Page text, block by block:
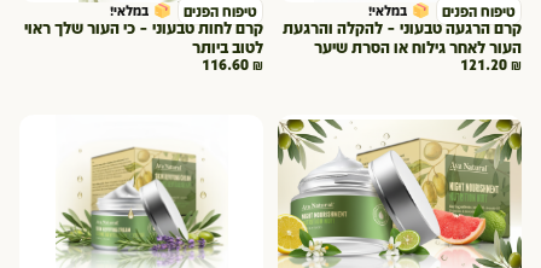
טיפוח הפנים במלאי!
קרם הרגעה טבעוני – להקלה והרגעת
העור לאחר גילוח או הסרת שיער
121.20
טיפוח הפנים במלאי!
קרם לחות טבעוני – כי העור שלך ראוי
לטוב ביותר
116.60